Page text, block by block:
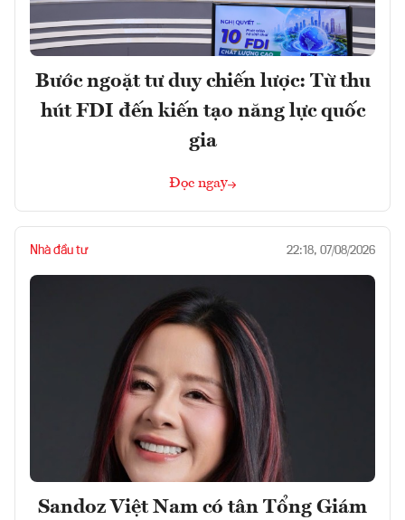
Bước ngoặt tư duy chiến lược: Từ thu
hút FDI đến kiến tạo năng lực quốc
gia
Đọc ngay
Nhà đầu tư 22:18, 07/08/2026
Sandoz Việt Nam có tân Tổng Giám